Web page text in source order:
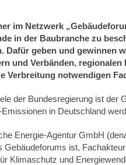
im Netzwerk
in der Baubranche zu
geben und gewinnen
und Verbänden,
Verbreitung notwendigen
der Bundesregierung ist der
in Deutschland
Energie-Agentur GmbH
ist,
Klimaschutz und